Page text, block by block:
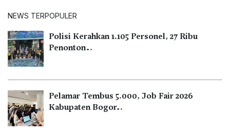
NEWS TERPOPULER
Polisi Kerahkan 1.105 Personel, 27 Ribu
Penonton…
Pelamar Tembus 5.000, Job Fair 2026
Kabupaten Bogor…